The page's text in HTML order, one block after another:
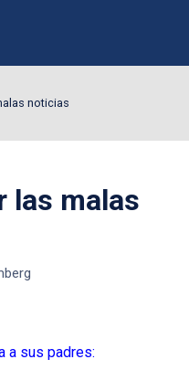
noticias
las malas
a sus padres: